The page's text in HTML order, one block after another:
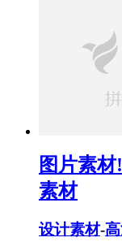
图片素
素材
设计素材-